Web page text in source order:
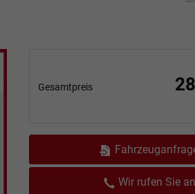
Gesamtpreis
Wir rufen Sie an